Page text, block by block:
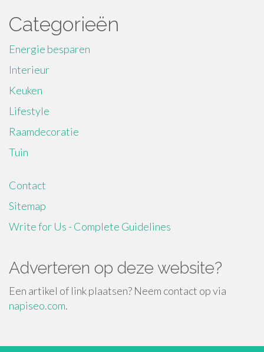
Categorieën
Energie besparen
Interieur
Keuken
Lifestyle
Raamdecoratie
Tuin
Contact
Sitemap
Write for Us - Complete Guidelines
Adverteren op deze website?
Een artikel of link plaatsen? Neem contact op via
napiseo.com.